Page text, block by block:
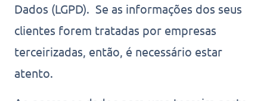
Dados (LGPD). Se as informações dos seus
clientes forem tratadas por empresas
terceirizadas, então, é necessário estar
atento.